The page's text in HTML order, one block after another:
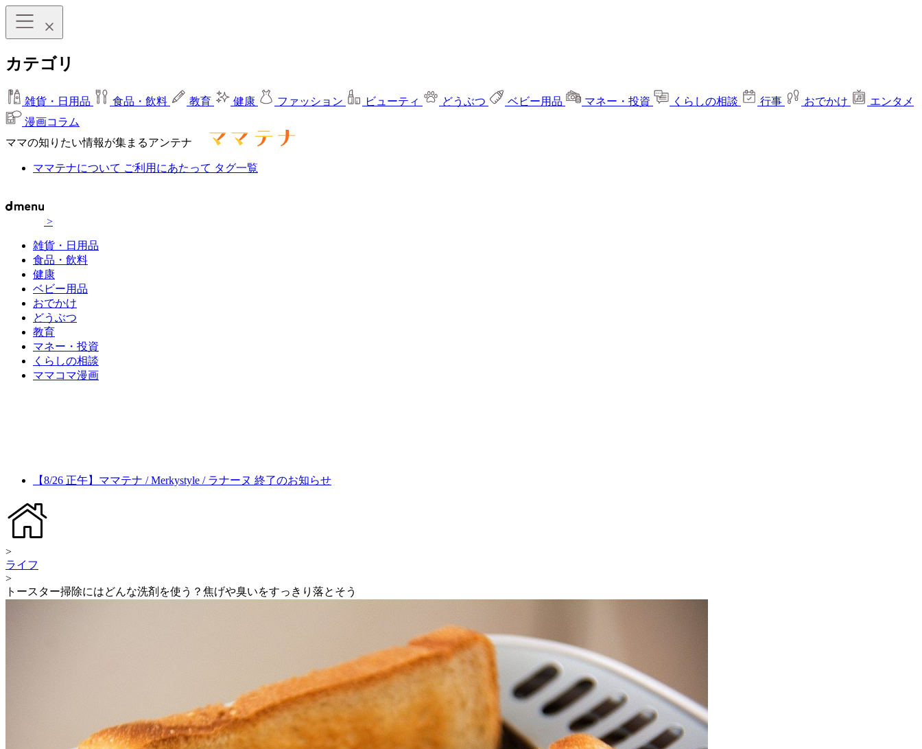
カテゴリ
雑貨・日用品 食品・飲料 教育 健康 ファッション ビューティ どうぶつ ベビー用品 マネー・投資 くらしの相談 行事 おでかけ
エンタメ
漫画コラム
ママの知りたい情報が集まるアンテナ
ママテナについて ご利用にあたって タグ一覧
>
雑貨・日用品
食品・飲料
健康
ベビー用品
おでかけ
どうぶつ
教育
マネー・投資
くらしの相談
ママコマ漫画
【8/26 正午】ママテナ / Merkystyle / ラナーヌ 終了のお知らせ
>
ライフ
>
トースター掃除にはどんな洗剤を使う？焦げや臭いをすっきり落とそう